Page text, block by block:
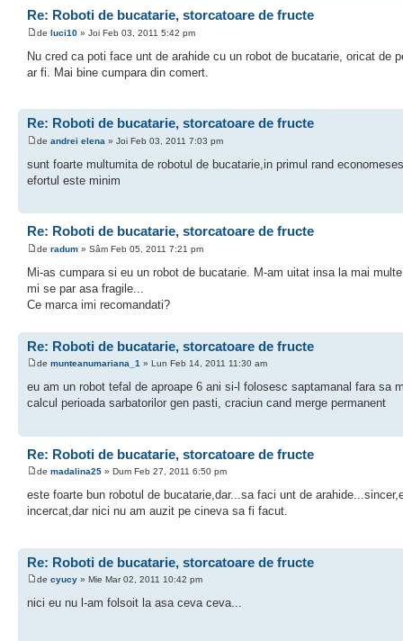
Re: Roboti de bucatarie, storcatoare de fructe
de luci10 » Joi Feb 03, 2011 5:42 pm
Nu cred ca poti face unt de arahide cu un robot de bucatarie, oricat de
ar fi. Mai bine cumpara din comert.
Re: Roboti de bucatarie, storcatoare de fructe
de andrei elena » Joi Feb 03, 2011 7:03 pm
sunt foarte multumita de robotul de bucatarie,in primul rand
efortul este minim
Re: Roboti de bucatarie, storcatoare de fructe
de radum » Sâm Feb 05, 2011 7:21 pm
Mi-as cumpara si eu un robot de bucatarie. M-am uitat insa la mai
mi se par asa fragile...
Ce marca imi recomandati?
Re: Roboti de bucatarie, storcatoare de fructe
de munteanumariana_1 » Lun Feb 14, 2011 11:30 am
eu am un robot tefal de aproape 6 ani si-l folosesc saptamanal fara sa
calcul perioada sarbatorilor gen pasti, craciun cand merge permanent
Re: Roboti de bucatarie, storcatoare de fructe
de madalina25 » Dum Feb 27, 2011 6:50 pm
este foarte bun robotul de bucatarie,dar...sa faci unt de
incercat,dar nici nu am auzit pe cineva sa fi facut.
Re: Roboti de bucatarie, storcatoare de fructe
de cyucy » Mie Mar 02, 2011 10:42 pm
nici eu nu l-am folsoit la asa ceva ceva...